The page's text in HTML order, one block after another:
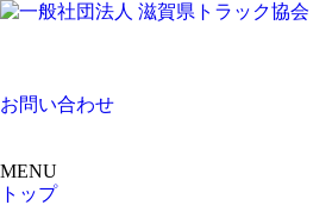
お問い合わせ
MENU
トップ